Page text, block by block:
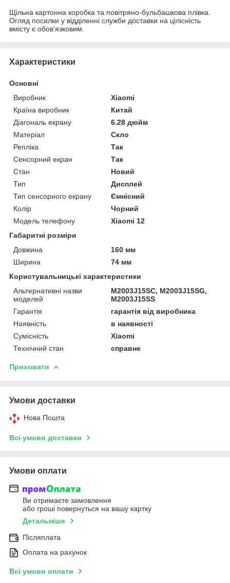
Щільна картонна коробка та повітряно-бульбашкова плівка.
Огляд посилки у відділенні служби доставки на цілісність
вмісту є обов'язковим.
Характеристики
Основні
Виробник
Xiaomi
Країна виробник
Китай
Діагональ екрану
6.28 дюйм
Матеріал
Скло
Репліка
Так
Сенсорний екран
Так
Стан
Новий
Тип
Дисплей
Тип сенсорного екрану
Ємнісний
Колір
Чорний
Модель телефону
Xiaomi 12
Габаритні розміри
Довжина
160 мм
Ширина
74 мм
Користувальницькі характеристики
Альтернативні назви
моделей
M2003J15SC, M2003J15SG,
M2003J15SS
Гарантія
гарантія від виробника
Наявність
в наявності
Сумісність
Xiaomi
Технічний стан
справне
Приховати
Умови доставки
Нова Пошта
Всі умови доставки
Умови оплати
Ви отримаєте замовлення
або гроші повернуться на вашу картку
Детальніше
Післяплата
Оплата на рахунок
Всі умови оплати